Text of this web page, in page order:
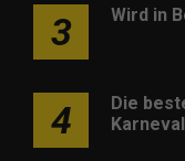
3 Wird in
4
Die